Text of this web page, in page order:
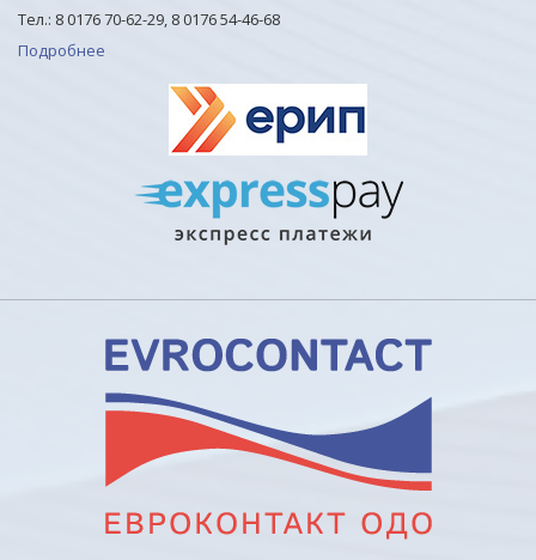
Тел.: 8 0176 70-62-29, 8 0176 54-46-68
Подробнее